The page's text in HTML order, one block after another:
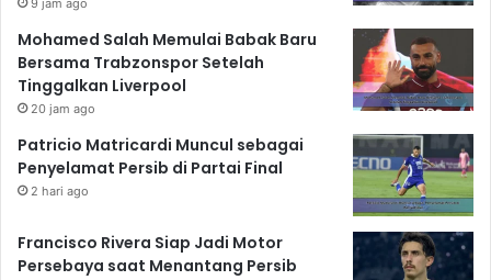
9 jam ago
Mohamed Salah Memulai Babak Baru
Bersama Trabzonspor Setelah
Tinggalkan Liverpool
20 jam ago
Patricio Matricardi Muncul sebagai
Penyelamat Persib di Partai Final
2 hari ago
Francisco Rivera Siap Jadi Motor
Persebaya saat Menantang Persib